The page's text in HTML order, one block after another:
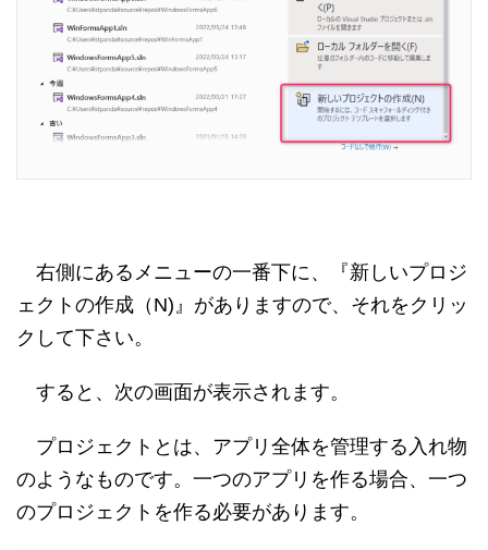
右側にあるメニューの一番下に、『新しいプロジ
ェクトの作成（N)』がありますので、それをクリッ
クして下さい。
すると、次の画面が表示されます。
プロジェクトとは、アプリ全体を管理する入れ物
のようなものです。一つのアプリを作る場合、一つ
のプロジェクトを作る必要があります。